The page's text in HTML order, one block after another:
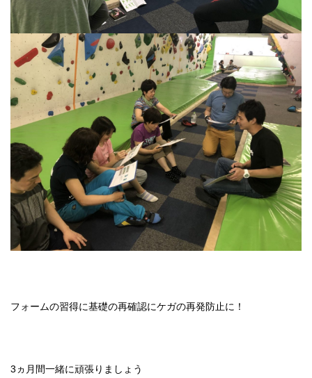
フォームの習得に基礎の再確認にケガの再発防止に！
3ヵ月間一緒に頑張りましょう